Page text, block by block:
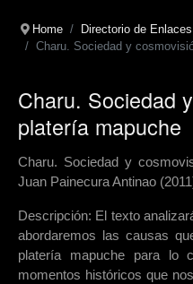
Home Directorio de Enlaces
Charu. Sociedad y
Charu. Sociedad
platería mapuche
Charu. Sociedad y
Juan Painecura Antinao
Descripción: El texto
abordaremos las causas
platería mapuche para lo
momentos históricos que